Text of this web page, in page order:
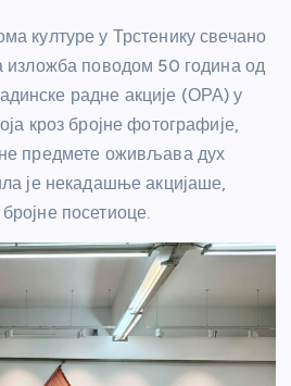
културе у Трстенику свечано
изложба поводом 50 година од
радне акције (ОРА) у
кроз бројне фотографије,
предмете оживљава дух
је некадашње акцијаше,
посетиоце.